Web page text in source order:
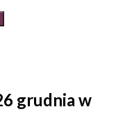
grudnia w